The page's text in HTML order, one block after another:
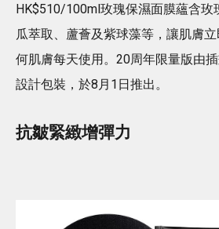
HK$510/100ml玫瑰保濕面膜蘊含玫
瓜萃取、蘆薈及紫球藻等，讓肌膚
何肌膚每天使用。20周年限量版由
設計包裝，於8月1日推出。
抗皺緊緻增彈力